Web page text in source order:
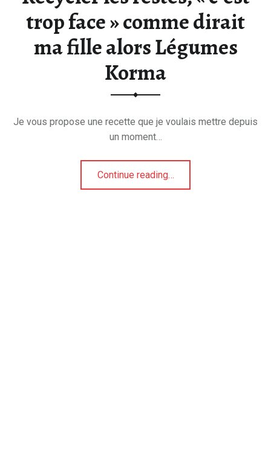
trop face » comme dirait
ma fille alors Légumes
Korma
Je vous propose une recette que je voulais mettre depuis
un moment…
Continue reading“Recycler les restes, « c’est trop face » comme dirait ma fille alors Légumes Korma”
…